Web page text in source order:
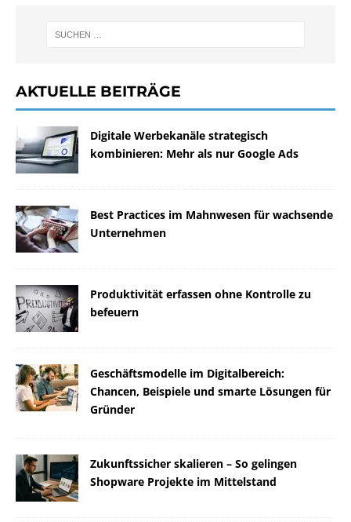
AKTUELLE BEITRÄGE
Digitale Werbekanäle strategisch
kombinieren: Mehr als nur Google Ads
Best Practices im Mahnwesen für wachsende
Unternehmen
Produktivität erfassen ohne Kontrolle zu
befeuern
Geschäftsmodelle im Digitalbereich:
Chancen, Beispiele und smarte Lösungen für
Gründer
Zukunftssicher skalieren – So gelingen
Shopware Projekte im Mittelstand